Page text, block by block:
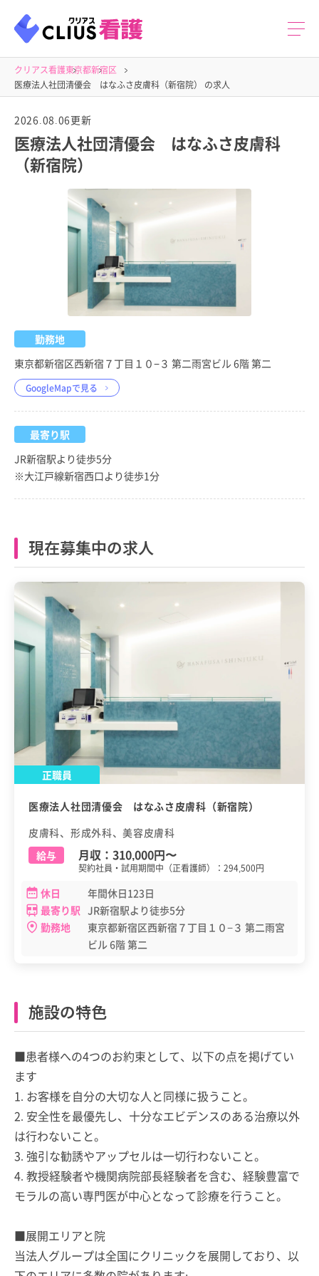
クリアス看護東京都新宿区
医療法人社団清優会 はなふさ皮膚科（新宿院） の求人
2026.08.06更新
医療法人社団清優会 はなふさ皮膚科
（新宿院）
勤務地
東京都新宿区西新宿７丁目１０−３ 第二雨宮ビル 6階 第二
GoogleMapで見る
最寄り駅
JR新宿駅より徒歩5分
※大江戸線新宿西口より徒歩1分
現在募集中の求人
正職員
医療法人社団清優会 はなふさ皮膚科（新宿院）
皮膚科、形成外科、美容皮膚科
給与
月収： 310,000円〜
契約社員・試用期間中（正看護師）：294,500円
休日
年間休日123日
最寄り駅 JR新宿駅より徒歩5分
勤務地
東京都新宿区西新宿７丁目１０−３ 第二雨宮
ビル 6階 第二
施設の特色
■患者様への4つのお約束として、以下の点を掲げてい
ます
1. お客様を自分の大切な人と同様に扱うこと。
2. 安全性を最優先し、十分なエビデンスのある治療以外
は行わないこと。
3. 強引な勧誘やアップセルは一切行わないこと。
4. 教授経験者や機関病院部長経験者を含む、経験豊富で
モラルの高い専門医が中心となって診療を行うこと。
■展開エリアと院
当法人グループは全国にクリニックを展開しており、以